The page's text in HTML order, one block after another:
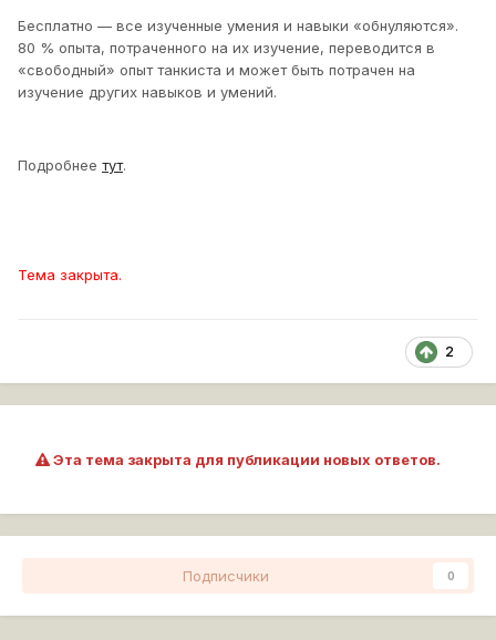
Бесплатно — все изученные умения и навыки «обнуляются».
80 % опыта, потраченного на их изучение, переводится в
«свободный» опыт танкиста и может быть потрачен на
изучение других навыков и умений.
Подробнее тут.
Тема закрыта.
2
Эта тема закрыта для публикации новых ответов.
Подписчики 0